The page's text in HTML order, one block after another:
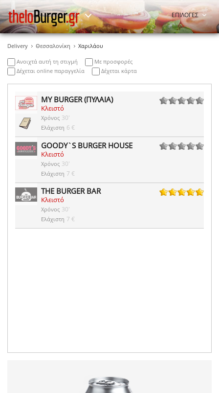
ΕΠΙΛΟΓΕΣ
Delivery Θεσσαλονίκη Χαριλάου
Ανοιχτά αυτή τη στιγμή
Με προσφορές
Δέχεται online παραγγελία
Δέχεται κάρτα
MY BURGER (ΠΥΛΑΙΑ)
Κλειστό
Χρόνος 30'
Ελάχιστη 6 €
GOODY`S BURGER HOUSE
Κλειστό
Χρόνος 30'
Ελάχιστη 7 €
THE BURGER BAR
Κλειστό
Χρόνος 30'
Ελάχιστη 7 €